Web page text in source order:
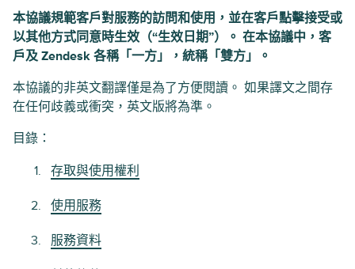
本協議規範客戶對服務的訪問和使用，並在客戶點擊接受或
以其他方式同意時生效（“生效日期”）。 在本協議中，客
戶及 Zendesk 各稱「一方」，統稱「雙方」。
本協議的非英文翻譯僅是為了方便閱讀。 如果譯文之間存
在任何歧義或衝突，英文版將為準。
目錄：
存取與使用權利
使用服務
服務資料